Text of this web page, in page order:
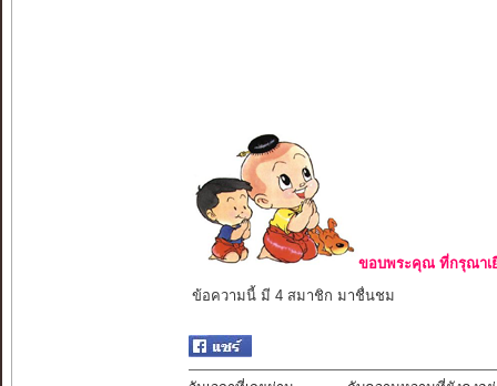
ขอบพระคุณ ที่กรุณาเ
ข้อความนี้ มี 4 สมาชิก มาชื่นชม